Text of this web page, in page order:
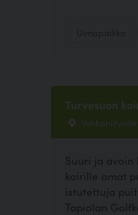
Turvesuon
Suuri ja avoin
koirille omat
istutettuja
Tapiolan